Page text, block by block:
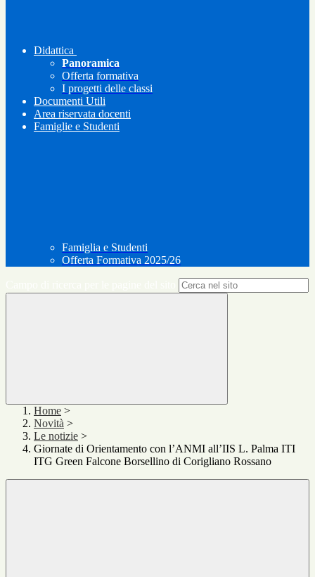
Didattica
Panoramica
Offerta formativa
I progetti delle classi
Documenti Utili
Area riservata docenti
Famiglie e Studenti
Famiglia e Studenti
Offerta Formativa 2025/26
Home >
Novità >
Le notizie >
Giornate di Orientamento con l’ANMI all’IIS L. Palma ITI
ITG Green Falcone Borsellino di Corigliano Rossano